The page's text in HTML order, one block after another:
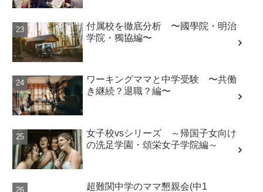
付属校を徹底分析 〜國學院・明治
学院・獨協編〜
ワーキングママと中学受験 〜共働
き継続？退職？編〜
女子校vsシリーズ ～帰国子女向け
の洗足学園・頌栄女子学院編～
超難関中学のママ懇親会(中1